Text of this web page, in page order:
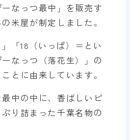
なっつ最中」を販売す
米屋が制定しました。
「18（いっぱ）＝とい
なっつ（落花生）」の
とに由来しています。
中の中に、香ばしいピ
り詰まった千葉名物の